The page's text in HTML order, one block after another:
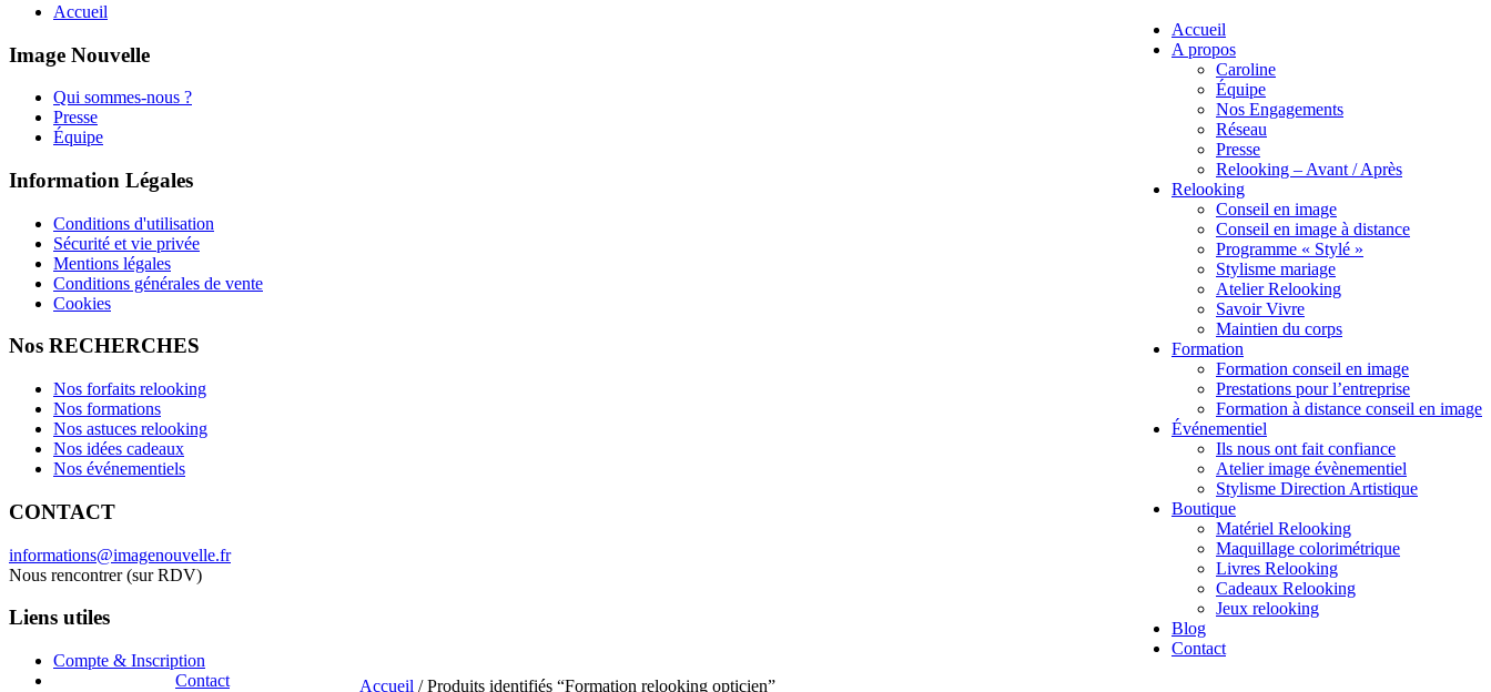
Accueil
A propos
Caroline
Équipe
Nos Engagements
Réseau
Presse
Relooking – Avant / Après
Relooking
Conseil en image
Conseil en image à distance
Programme « Stylé »
Stylisme mariage
Atelier Relooking
Savoir Vivre
Maintien du corps
Formation
Formation conseil en image
Prestations pour l’entreprise
Formation à distance conseil en image
Événementiel
Ils nous ont fait confiance
Atelier image évènementiel
Stylisme Direction Artistique
Boutique
Matériel Relooking
Maquillage colorimétrique
Livres Relooking
Cadeaux Relooking
Jeux relooking
Blog
Contact
Accueil
Accueil / Produits identifiés “Formation relooking opticien”
Image Nouvelle
Qui sommes-nous ?
Presse
Équipe
Information Légales
Conditions d'utilisation
Sécurité et vie privée
Mentions légales
Conditions générales de vente
Cookies
Nos RECHERCHES
Nos forfaits relooking
Nos formations
Nos astuces relooking
Nos idées cadeaux
Nos événementiels
CONTACT
informations@imagenouvelle.fr
Nous rencontrer (sur RDV)
Liens utiles
Compte & Inscription
Contact